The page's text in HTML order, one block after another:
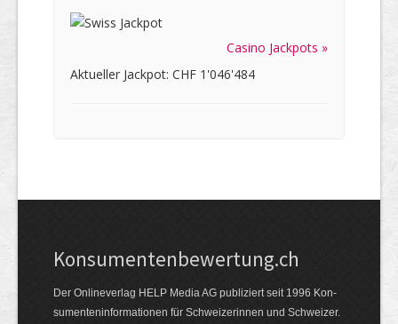
Casino Jackpots »
Aktueller Jackpot: CHF 1'046'484
Kon­su­menten­be­wer­tung.ch
Der Online­verlag HELP Media AG publi­ziert seit 1996 Kon­
su­menten­infor­mationen für Schwei­zerinnen und Schweizer.